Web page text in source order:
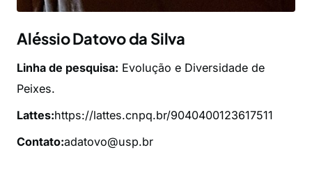
Aléssio Datovo da Silva
Linha de pesquisa: Evolução e Diversidade de
Peixes.
Lattes:https://lattes.cnpq.br/9040400123617511
Contato:adatovo@usp.br